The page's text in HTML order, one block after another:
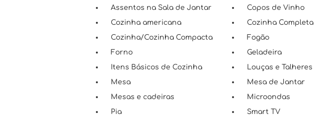
Assentos na Sala de Jantar
Copos de Vinho
Cozinha americana
Cozinha Completa
Cozinha/Cozinha Compacta
Fogão
Forno
Geladeira
Itens Básicos de Cozinha
Louças e Talheres
Mesa
Mesa de Jantar
Mesas e cadeiras
Microondas
Pia
Smart TV